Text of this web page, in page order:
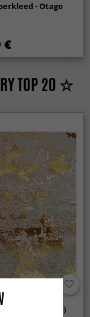
- Otago
€
TOP 20 ☆
(beige/goud)